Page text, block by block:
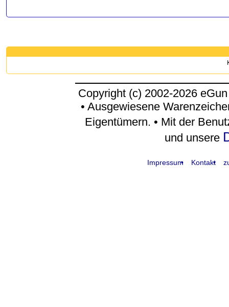
Copyright (c) 2002-2026
• Ausgewiesene
Eigentümern. • Mit der
und unsere
Impressum Kontakt